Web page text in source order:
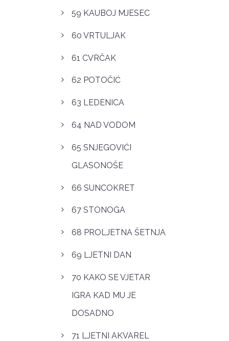
59 KAUBOJ MJESEC
60 VRTULJAK
61 CVRČAK
62 POTOČIĆ
63 LEDENICA
64 NAD VODOM
65 SNJEGOVIĆI
GLASONOŠE
66 SUNCOKRET
67 STONOGA
68 PROLJETNA ŠETNJA
69 LJETNI DAN
70 KAKO SE VJETAR
IGRA KAD MU JE
DOSADNO
71 LJETNI AKVAREL